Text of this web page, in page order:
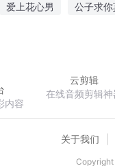
爱上花心男 公子求
内容
云剪辑
在线音频剪辑神
关于我们